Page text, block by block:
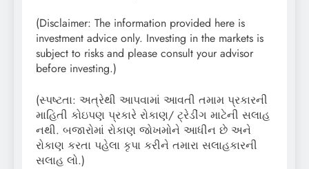
(Disclaimer: The information provided here is
investment advice only. Investing in the markets is
subject to risks and please consult your advisor
before investing.)
(સ્પષ્ટતા: અત્રેથી આપવામાં આવતી તમામ પ્રકારની
માહિતી કોઇપણ પ્રકારે રોકાણ/ ટ્રેડીંગ માટેની સલાહ
નથી. બજારોમાં રોકાણ જોખમોને આધીન છે અને
રોકાણ કરતા પહેલા કૃપા કરીને તમારા સલાહકારની
સલાહ લો.)